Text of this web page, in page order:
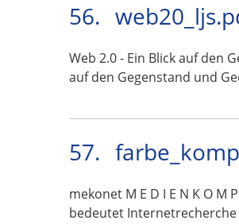
56.
Web 2.0 - Ein Blick auf den
auf den Gegenstand und
57.
mekonet M E D I E N K O M
bedeutet